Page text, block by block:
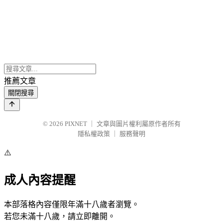
推薦文章
關閉搜尋
© 2026 PIXNET
文章與圖片權利屬原作者所有
隱私權政策
服務聲明
⚠️
成人內容提醒
本部落格內容僅限年滿十八歲者瀏覽。
若您未滿十八歲，請立即離開。